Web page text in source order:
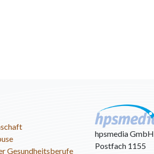
Gesundheitsberufe
hpsmedia GmbH
Postfach 1155